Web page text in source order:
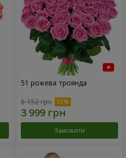
51 рожева троянда
6 152 грн
Замовити